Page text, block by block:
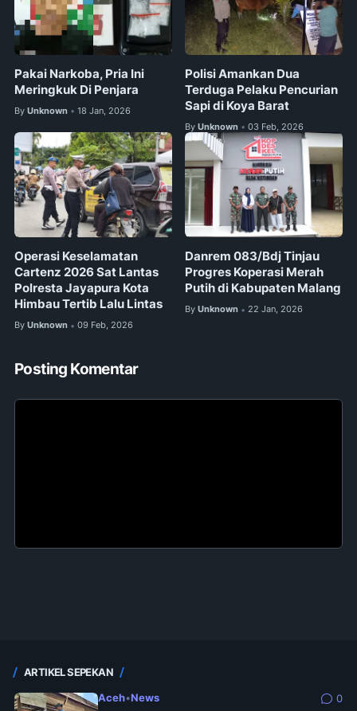
Pakai Narkoba, Pria Ini
Meringkuk Di Penjara
By Unknown • 18 Jan, 2026
‎Polisi Amankan Dua
Terduga Pelaku Pencurian
Sapi di Koya Barat
By Unknown • 03 Feb, 2026
Operasi Keselamatan
Cartenz 2026 Sat Lantas
Polresta Jayapura Kota
Himbau Tertib Lalu Lintas
By Unknown • 09 Feb, 2026
Danrem 083/Bdj Tinjau
Progres Koperasi Merah
Putih di Kabupaten Malang
By Unknown • 22 Jan, 2026
Posting Komentar
ARTIKEL SEPEKAN
Aceh•News 0